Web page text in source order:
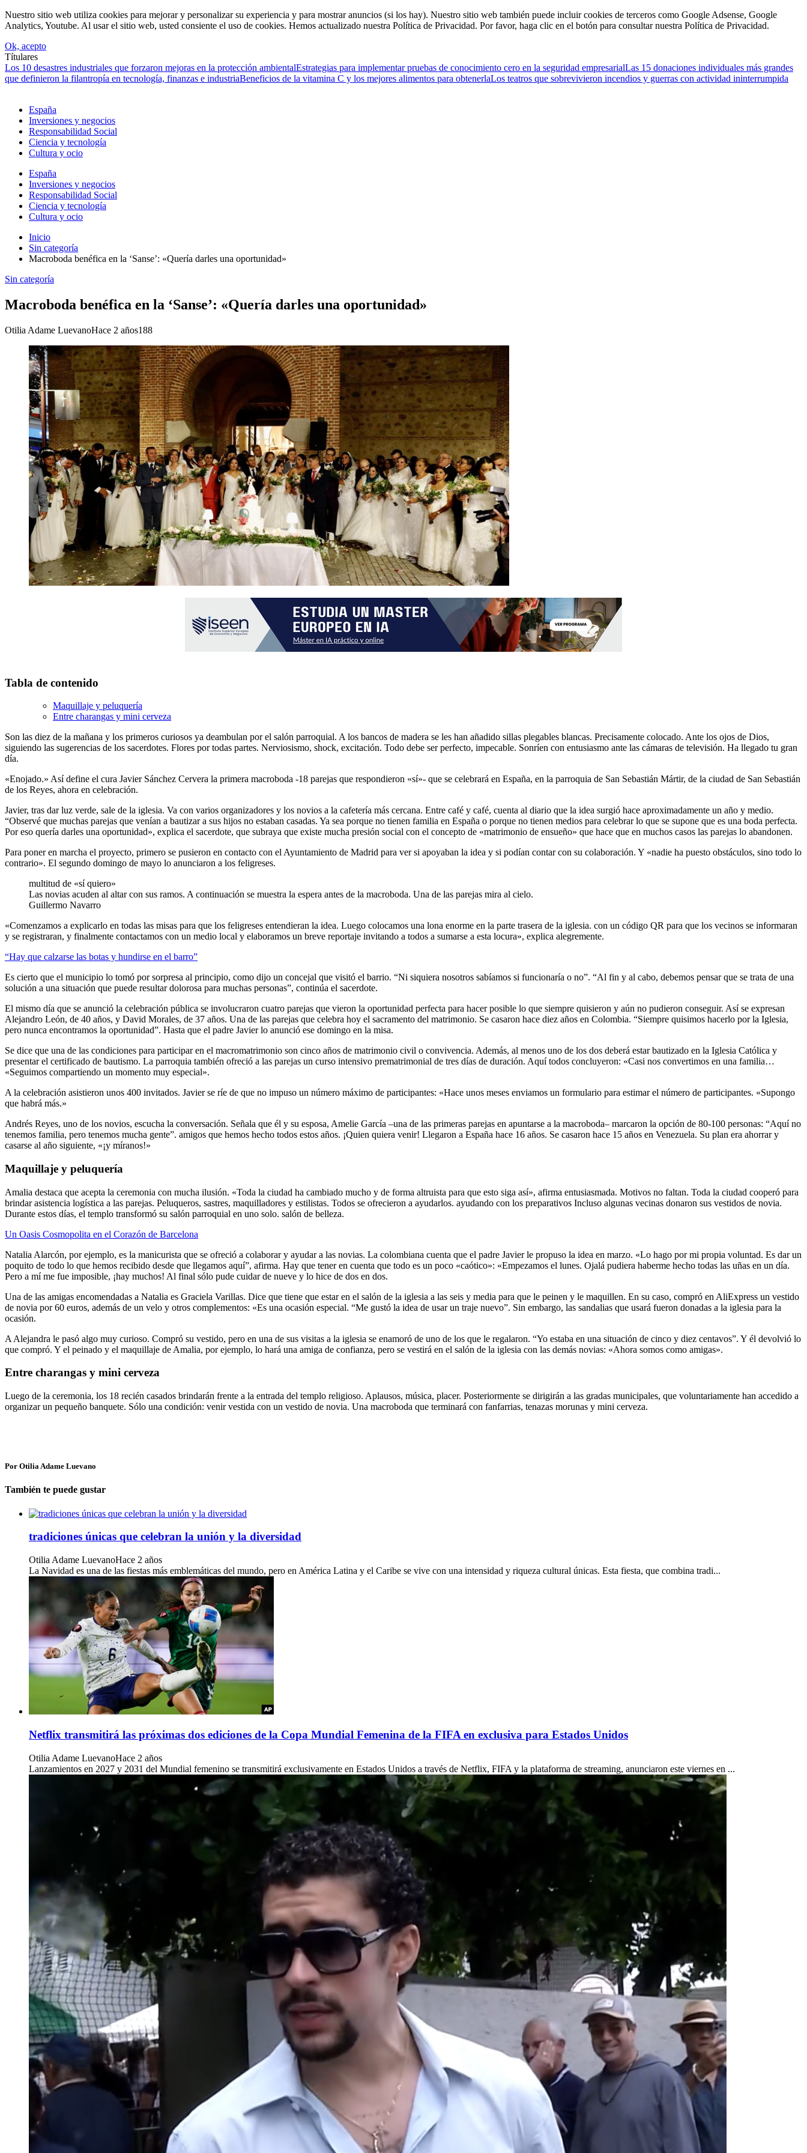
Nuestro sitio web utiliza cookies para mejorar y personalizar su experiencia y para mostrar anuncios (si los hay). Nuestro sitio web también puede incluir cookies de terceros como Google Adsense, Google
Analytics, Youtube. Al usar el sitio web, usted consiente el uso de cookies. Hemos actualizado nuestra Política de Privacidad. Por favor, haga clic en el botón para consultar nuestra Política de Privacidad.
Ok, acepto
Títulares
Los 10 desastres industriales que forzaron mejoras en la protección ambientalEstrategias para implementar pruebas de conocimiento cero en la seguridad empresarialLas 15 donaciones individuales más grandes
que definieron la filantropía en tecnología, finanzas e industriaBeneficios de la vitamina C y los mejores alimentos para obtenerlaLos teatros que sobrevivieron incendios y guerras con actividad ininterrumpida
España
Inversiones y negocios
Responsabilidad Social
Ciencia y tecnología
Cultura y ocio
España
Inversiones y negocios
Responsabilidad Social
Ciencia y tecnología
Cultura y ocio
Inicio
Sin categoría
Macroboda benéfica en la ‘Sanse’: «Quería darles una oportunidad»
Sin categoría
Macroboda benéfica en la ‘Sanse’: «Quería darles una oportunidad»
Otilia Adame LuevanoHace 2 años188
Tabla de contenido
Maquillaje y peluquería
Entre charangas y mini cerveza
Son las diez de la mañana y los primeros curiosos ya deambulan por el salón parroquial. A los bancos de madera se les han añadido sillas plegables blancas. Precisamente colocado. Ante los ojos de Dios,
siguiendo las sugerencias de los sacerdotes. Flores por todas partes. Nerviosismo, shock, excitación. Todo debe ser perfecto, impecable. Sonríen con entusiasmo ante las cámaras de televisión. Ha llegado tu gran
día.
«Enojado.» Así define el cura Javier Sánchez Cervera la primera macroboda -18 parejas que respondieron «sí»- que se celebrará en España, en la parroquia de San Sebastián Mártir, de la ciudad de San Sebastián
de los Reyes, ahora en celebración.
Javier, tras dar luz verde, sale de la iglesia. Va con varios organizadores y los novios a la cafetería más cercana. Entre café y café, cuenta al diario que la idea surgió hace aproximadamente un año y medio.
“Observé que muchas parejas que venían a bautizar a sus hijos no estaban casadas. Ya sea porque no tienen familia en España o porque no tienen medios para celebrar lo que se supone que es una boda perfecta.
Por eso quería darles una oportunidad», explica el sacerdote, que subraya que existe mucha presión social con el concepto de «matrimonio de ensueño» que hace que en muchos casos las parejas lo abandonen.
Para poner en marcha el proyecto, primero se pusieron en contacto con el Ayuntamiento de Madrid para ver si apoyaban la idea y si podían contar con su colaboración. Y «nadie ha puesto obstáculos, sino todo lo
contrario». El segundo domingo de mayo lo anunciaron a los feligreses.
multitud de «sí quiero»
Las novias acuden al altar con sus ramos. A continuación se muestra la espera antes de la macroboda. Una de las parejas mira al cielo.
Guillermo Navarro
«Comenzamos a explicarlo en todas las misas para que los feligreses entendieran la idea. Luego colocamos una lona enorme en la parte trasera de la iglesia. con un código QR para que los vecinos se informaran
y se registraran, y finalmente contactamos con un medio local y elaboramos un breve reportaje invitando a todos a sumarse a esta locura», explica alegremente.
“Hay que calzarse las botas y hundirse en el barro”
Es cierto que el municipio lo tomó por sorpresa al principio, como dijo un concejal que visitó el barrio. “Ni siquiera nosotros sabíamos si funcionaría o no”. “Al fin y al cabo, debemos pensar que se trata de una
solución a una situación que puede resultar dolorosa para muchas personas”, continúa el sacerdote.
El mismo día que se anunció la celebración pública se involucraron cuatro parejas que vieron la oportunidad perfecta para hacer posible lo que siempre quisieron y aún no pudieron conseguir. Así se expresan
Alejandro León, de 40 años, y David Morales, de 37 años. Una de las parejas que celebra hoy el sacramento del matrimonio. Se casaron hace diez años en Colombia. “Siempre quisimos hacerlo por la Iglesia,
pero nunca encontramos la oportunidad”. Hasta que el padre Javier lo anunció ese domingo en la misa.
Se dice que una de las condiciones para participar en el macromatrimonio son cinco años de matrimonio civil o convivencia. Además, al menos uno de los dos deberá estar bautizado en la Iglesia Católica y
presentar el certificado de bautismo. La parroquia también ofreció a las parejas un curso intensivo prematrimonial de tres días de duración. Aquí todos concluyeron: «Casi nos convertimos en una familia…
«Seguimos compartiendo un momento muy especial».
A la celebración asistieron unos 400 invitados. Javier se ríe de que no impuso un número máximo de participantes: «Hace unos meses enviamos un formulario para estimar el número de participantes. «Supongo
que habrá más.»
Andrés Reyes, uno de los novios, escucha la conversación. Señala que él y su esposa, Amelie García –una de las primeras parejas en apuntarse a la macroboda– marcaron la opción de 80-100 personas: “Aquí no
tenemos familia, pero tenemos mucha gente”. amigos que hemos hecho todos estos años. ¡Quien quiera venir! Llegaron a España hace 16 años. Se casaron hace 15 años en Venezuela. Su plan era ahorrar y
casarse al año siguiente, «¡y míranos!»
Maquillaje y peluquería
Amalia destaca que acepta la ceremonia con mucha ilusión. «Toda la ciudad ha cambiado mucho y de forma altruista para que esto siga así», afirma entusiasmada. Motivos no faltan. Toda la ciudad cooperó para
brindar asistencia logística a las parejas. Peluqueros, sastres, maquilladores y estilistas. Todos se ofrecieron a ayudarlos. ayudando con los preparativos Incluso algunas vecinas donaron sus vestidos de novia.
Durante estos días, el templo transformó su salón parroquial en uno solo. salón de belleza.
Un Oasis Cosmopolita en el Corazón de Barcelona
Natalia Alarcón, por ejemplo, es la manicurista que se ofreció a colaborar y ayudar a las novias. La colombiana cuenta que el padre Javier le propuso la idea en marzo. «Lo hago por mi propia voluntad. Es dar un
poquito de todo lo que hemos recibido desde que llegamos aquí”, afirma. Hay que tener en cuenta que todo es un poco «caótico»: «Empezamos el lunes. Ojalá pudiera haberme hecho todas las uñas en un día.
Pero a mí me fue imposible, ¡hay muchos! Al final sólo pude cuidar de nueve y lo hice de dos en dos.
Una de las amigas encomendadas a Natalia es Graciela Varillas. Dice que tiene que estar en el salón de la iglesia a las seis y media para que le peinen y le maquillen. En su caso, compró en AliExpress un vestido
de novia por 60 euros, además de un velo y otros complementos: «Es una ocasión especial. “Me gustó la idea de usar un traje nuevo”. Sin embargo, las sandalias que usará fueron donadas a la iglesia para la
ocasión.
A Alejandra le pasó algo muy curioso. Compró su vestido, pero en una de sus visitas a la iglesia se enamoró de uno de los que le regalaron. “Yo estaba en una situación de cinco y diez centavos”. Y él devolvió lo
que compró. Y el peinado y el maquillaje de Amalia, por ejemplo, lo hará una amiga de confianza, pero se vestirá en el salón de la iglesia con las demás novias: «Ahora somos como amigas».
Entre charangas y mini cerveza
Luego de la ceremonia, los 18 recién casados ​​brindarán frente a la entrada del templo religioso. Aplausos, música, placer. Posteriormente se dirigirán a las gradas municipales, que voluntariamente han accedido a
organizar un pequeño banquete. Sólo una condición: venir vestida con un vestido de novia. Una macroboda que terminará con fanfarrias, tenazas morunas y mini cerveza.
Por Otilia Adame Luevano
También te puede gustar
tradiciones únicas que celebran la unión y la diversidad
Otilia Adame LuevanoHace 2 años
La Navidad es una de las fiestas más emblemáticas del mundo, pero en América Latina y el Caribe se vive con una intensidad y riqueza cultural únicas. Esta fiesta, que combina tradi...
Netflix transmitirá las próximas dos ediciones de la Copa Mundial Femenina de la FIFA en exclusiva para Estados Unidos
Otilia Adame LuevanoHace 2 años
Lanzamientos en 2027 y 2031 del Mundial femenino se transmitirá exclusivamente en Estados Unidos a través de Netflix, FIFA y la plataforma de streaming, anunciaron este viernes en ...